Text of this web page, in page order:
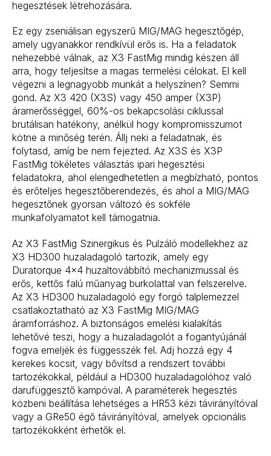
hegesztések létrehozására.
Ez egy zseniálisan egyszerű MIG/MAG hegesztőgép,
amely ugyanakkor rendkívül erős is. Ha a feladatok
nehezebbé válnak, az X3 FastMig mindig készen áll
arra, hogy teljesítse a magas termelési célokat. El kell
végezni a legnagyobb munkát a helyszínen? Semmi
gond. Az X3 420 (X3S) vagy 450 amper (X3P)
áramerősséggel, 60%-os bekapcsolási ciklussal
brutálisan hatékony, anélkül hogy kompromisszumot
kötne a minőség terén. Állj neki a feladatnak, és
folytasd, amíg be nem fejezted. Az X3S és X3P
FastMig tökéletes választás ipari hegesztési
feladatokra, ahol elengedhetetlen a megbízható, pontos
és erőteljes hegesztőberendezés, és ahol a MIG/MAG
hegesztőnek gyorsan változó és sokféle
munkafolyamatot kell támogatnia.
Az X3 FastMig Szinergikus és Pulzáló modellekhez az
X3 HD300 huzaladagoló tartozik, amely egy
Duratorque 4×4 huzaltovábbító mechanizmussal és
erős, kettős falú műanyag burkolattal van felszerelve.
Az X3 HD300 huzaladagoló egy forgó talplemezzel
csatlakoztatható az X3 FastMig MIG/MAG
áramforráshoz. A biztonságos emelési kialakítás
lehetővé teszi, hogy a huzaladagolót a fogantyújánál
fogva emeljék és függesszék fel. Adj hozzá egy 4
kerekes kocsit, vagy bővítsd a rendszert további
tartozékokkal, például a HD300 huzaladagolóhoz való
darufüggesztő kampóval. A paraméterek hegesztés
közbeni beállítása lehetséges a HR53 kézi távirányítóval
vagy a GRe50 égő távirányítóval, amelyek opcionális
tartozékokként érhetők el.